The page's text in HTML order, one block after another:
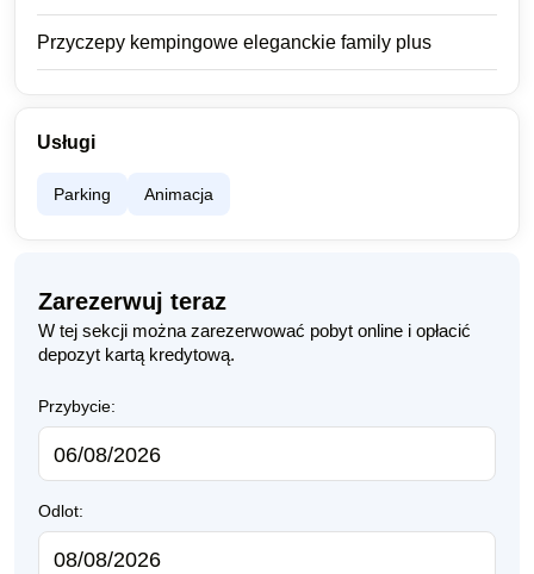
Przyczepy kempingowe eleganckie family plus
Usługi
Parking Animacja
Zarezerwuj teraz
W tej sekcji można zarezerwować pobyt online i opłacić
depozyt kartą kredytową.
Przybycie:
Odlot: